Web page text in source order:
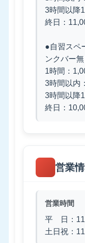
3時間以降
終日：
●自習スペ
ンクバー無
1時間：
3時間以内
3時間以降
終日：
営業
営業時間
平 日：
土日祝：